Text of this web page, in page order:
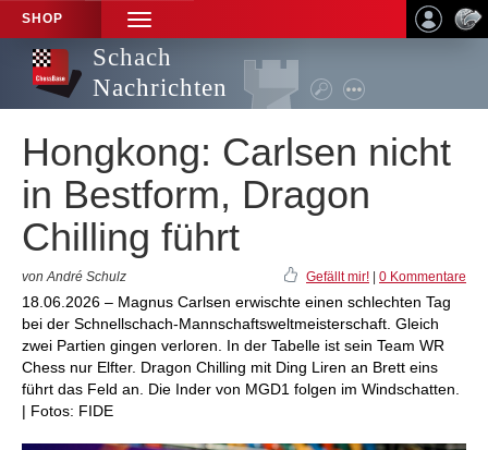
SHOP
TOGGLE
NAVIGATION
Schach
Nachrichten
Hongkong: Carlsen nicht
in Bestform, Dragon
Chilling führt
von André Schulz Gefällt mir! 0 Kommentare
18.06.2026 – Magnus Carlsen erwischte einen schlechten Tag
bei der Schnellschach-Mannschaftsweltmeisterschaft. Gleich
zwei Partien gingen verloren. In der Tabelle ist sein Team WR
Chess nur Elfter. Dragon Chilling mit Ding Liren an Brett eins
führt das Feld an. Die Inder von MGD1 folgen im Windschatten.
| Fotos: FIDE